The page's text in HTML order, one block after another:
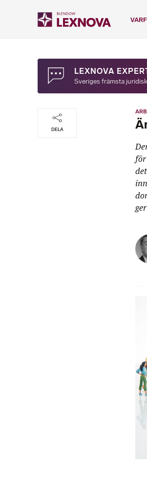
LEXNOVA
Sveriges främsta
DELA
för